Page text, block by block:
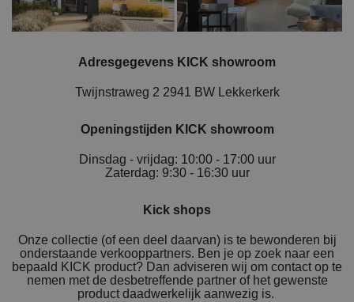
Adresgegevens KICK showroom
Twijnstraweg 2 2941 BW Lekkerkerk
Openingstijden KICK showroom
Dinsdag - vrijdag: 10:00 - 17:00 uur
Zaterdag: 9:30 - 16:30 uur
Kick shops
Onze collectie (of een deel daarvan) is te bewonderen bij
onderstaande verkooppartners. Ben je op zoek naar een
bepaald KICK product? Dan adviseren wij om contact op te
nemen met de desbetreffende partner of het gewenste
product daadwerkelijk aanwezig is.